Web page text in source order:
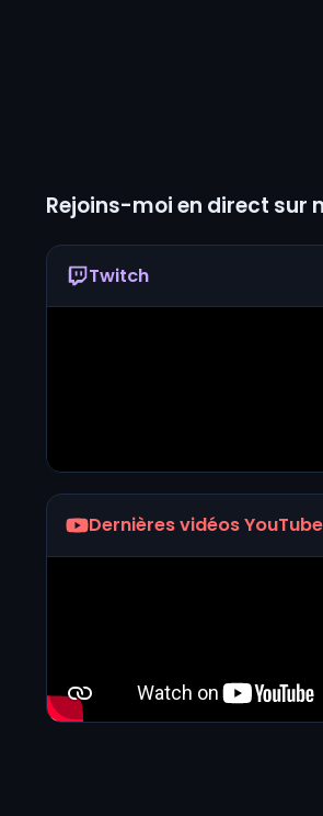
Rejoins-moi en direct sur
Twitch
Dernières vidéos YouTube